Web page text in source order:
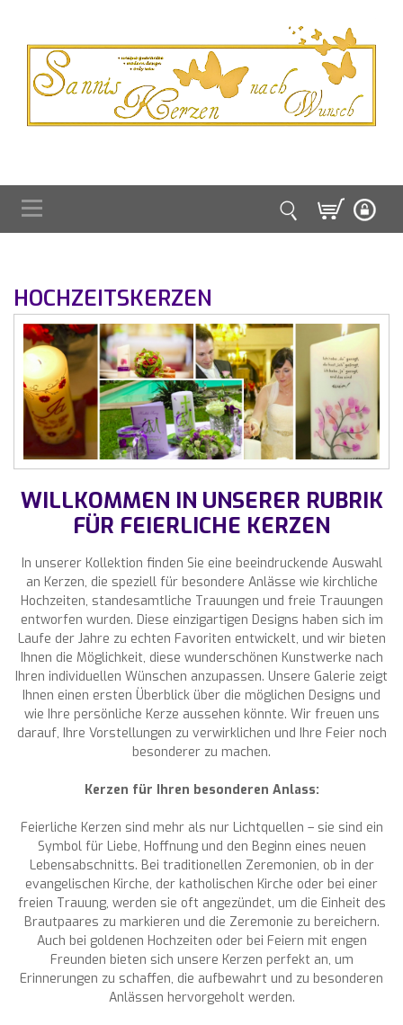
HOCHZEITSKERZEN
WILLKOMMEN IN UNSERER RUBRIK
FÜR FEIERLICHE KERZEN
In unserer Kollektion finden Sie eine beeindruckende Auswahl
an Kerzen, die speziell für besondere Anlässe wie kirchliche
Hochzeiten, standesamtliche Trauungen und freie Trauungen
entworfen wurden. Diese einzigartigen Designs haben sich im
Laufe der Jahre zu echten Favoriten entwickelt, und wir bieten
Ihnen die Möglichkeit, diese wunderschönen Kunstwerke nach
Ihren individuellen Wünschen anzupassen. Unsere Galerie zeigt
Ihnen einen ersten Überblick über die möglichen Designs und
wie Ihre persönliche Kerze aussehen könnte. Wir freuen uns
darauf, Ihre Vorstellungen zu verwirklichen und Ihre Feier noch
besonderer zu machen.
Kerzen für Ihren besonderen Anlass:
Feierliche Kerzen sind mehr als nur Lichtquellen – sie sind ein
Symbol für Liebe, Hoffnung und den Beginn eines neuen
Lebensabschnitts. Bei traditionellen Zeremonien, ob in der
evangelischen Kirche, der katholischen Kirche oder bei einer
freien Trauung, werden sie oft angezündet, um die Einheit des
Brautpaares zu markieren und die Zeremonie zu bereichern.
Auch bei goldenen Hochzeiten oder bei Feiern mit engen
Freunden bieten sich unsere Kerzen perfekt an, um
Erinnerungen zu schaffen, die aufbewahrt und zu besonderen
Anlässen hervorgeholt werden.